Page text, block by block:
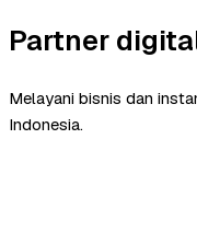
Partner
Melayani bisnis dan
Indonesia.